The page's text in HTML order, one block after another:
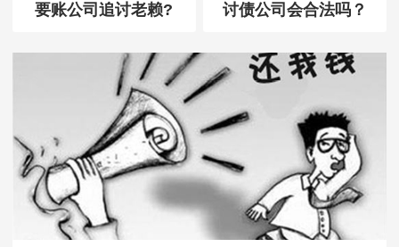
要账公司追讨老赖? 讨债公司会合法吗？